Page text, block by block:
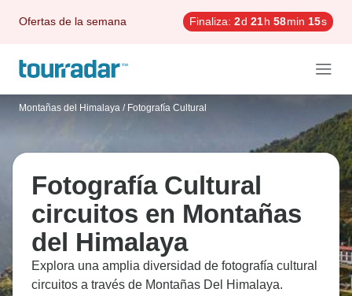
Ofertas de la semana Finaliza: 2d 21h 58min 14s
Montañas del Himalaya / Fotografía Cultural
Fotografía Cultural
circuitos en Montañas
del Himalaya
Explora una amplia diversidad de fotografía cultural
circuitos a través de Montañas Del Himalaya.